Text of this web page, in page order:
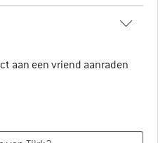
aan een vriend aanraden